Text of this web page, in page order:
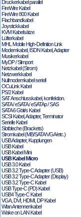
Druckerkabel parallel
FireWire Kabel
FireWire 800 Kabel
Flachbandkabel
Joystickkabel
KVM Kabelsätze
Lüfterkabel
MHL Mobile High-Definition Link
Modemkabel, ISDN Kabel, Adapter
Musikerkabel
MyDP / Slimport
Netzkabel (Strom)
Netzwerkkabel
Nullmodemkabel seriell
OCuLink Kabel
PS/2 Kabel
SAT Anschlusskabel, konfektion.
SATA / eSATA / eSATAp / SAS
SATA 6 Gbit/s Kabel
SCSI Kabel, Adapter, Terminator
Serielle Kabel
Slotbleche (Brackets)
Stromkabel (MB/SATA/VGA/etc.)
USB Adapter, Kupplungen
USB Kabel
USB Kabel Mini
USB Kabel Micro
USB 3.0 Kabel
USB 3.2 Type-C Adapter (USB)
USB 3.2 Type-C Adapter (Display)
USB 3.2 Type-C Kabel
USB Type-C (PD) Kabel
USB4 Type-C Kabel
VGA, DVI, HDMI, DP Kabel
Wlan Antennenkabel
Wake on LAN Kabel